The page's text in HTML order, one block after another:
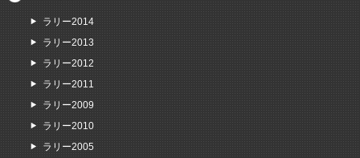
ラリー2014
ラリー2013
ラリー2012
ラリー2011
ラリー2009
ラリー2010
ラリー2005